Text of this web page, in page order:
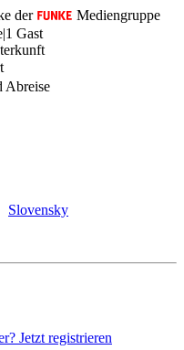
der
Mediengruppe
|1 Gast
Abreise
Slovensky
Jetzt registrieren